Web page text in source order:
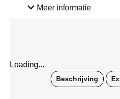
Meer informatie
Loading...
Beschrijving